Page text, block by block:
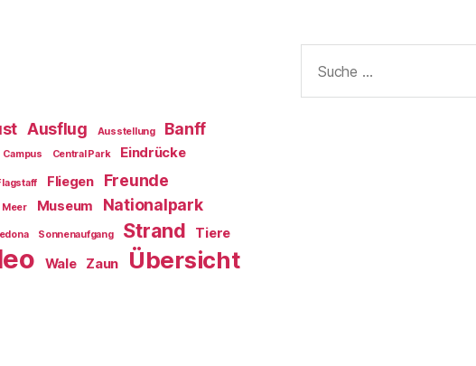
Ausflug Ausstellung
Banff
Campus Central Park Eindrücke
Fliegen Freunde
Meer Museum
Nationalpark
Sonnenaufgang Strand
Tiere
Wale Zaun Übersicht
nach: